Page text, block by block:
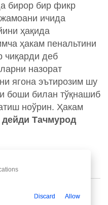
бирор бир фикр
ичида
ҳақида
ҳакам пенальтини
чиқарди деб
назорат
ягона эътирозим шу
боши билан тўқнашиб
ноўрин. Ҳакам
дейди Тачмурод
Discard Allow